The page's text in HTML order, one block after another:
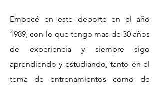
Empecé en este deporte en el año
1989, con lo que tengo mas de 30 años
de experiencia y siempre sigo
aprendiendo y estudiando, tanto en el
tema de entrenamientos como de